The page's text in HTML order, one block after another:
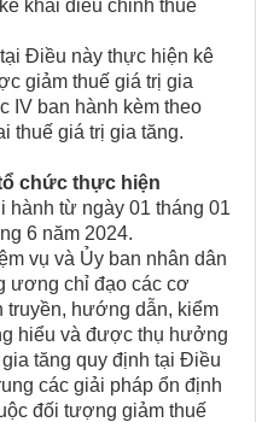
khai điều chỉnh thuế
Điều này thực hiện kê
giảm thuế giá trị gia
IV ban hành kèm theo
thuế giá trị gia tăng.
chức thực hiện
hành từ ngày 01 tháng 01
6 năm 2024.
vụ và Ủy ban nhân dân
ương chỉ đạo các cơ
truyền, hướng dẫn, kiểm
hiểu và được thụ hưởng
tăng quy định tại Điều
các giải pháp ổn định
đối tượng giảm thuế